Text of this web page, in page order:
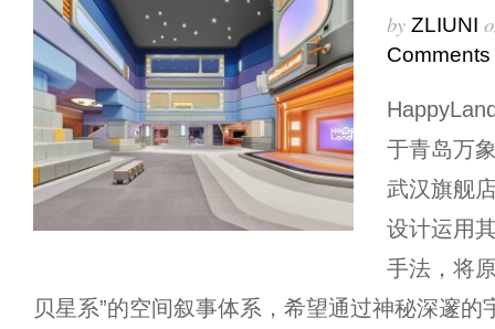
by ZLIUNI
Comments
于青岛万
武汉旗舰
设计运用
手法，将
贝星系”的空间叙事体系，希望通过神秘深邃